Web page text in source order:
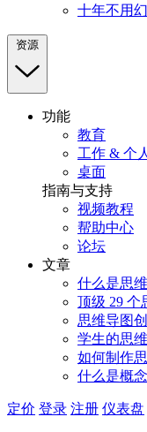
十年不用
资源
功能
教育
工作 & 个人
桌面
指南与支持
视频教程
帮助中心
论坛
文章
什么是思
顶级 29 个
思维导图
学生的思
如何制作
什么是概
定价 登录 注册 仪表盘